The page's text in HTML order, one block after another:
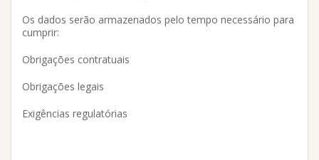
Os dados serão armazenados pelo tempo necessário para
cumprir:
Obrigações contratuais
Obrigações legais
Exigências regulatórias